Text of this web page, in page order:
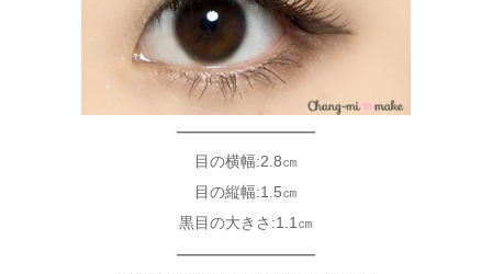
—————————
目の横幅:2.8㎝
目の縦幅:1.5㎝
黒目の大きさ:1.1㎝
—————————